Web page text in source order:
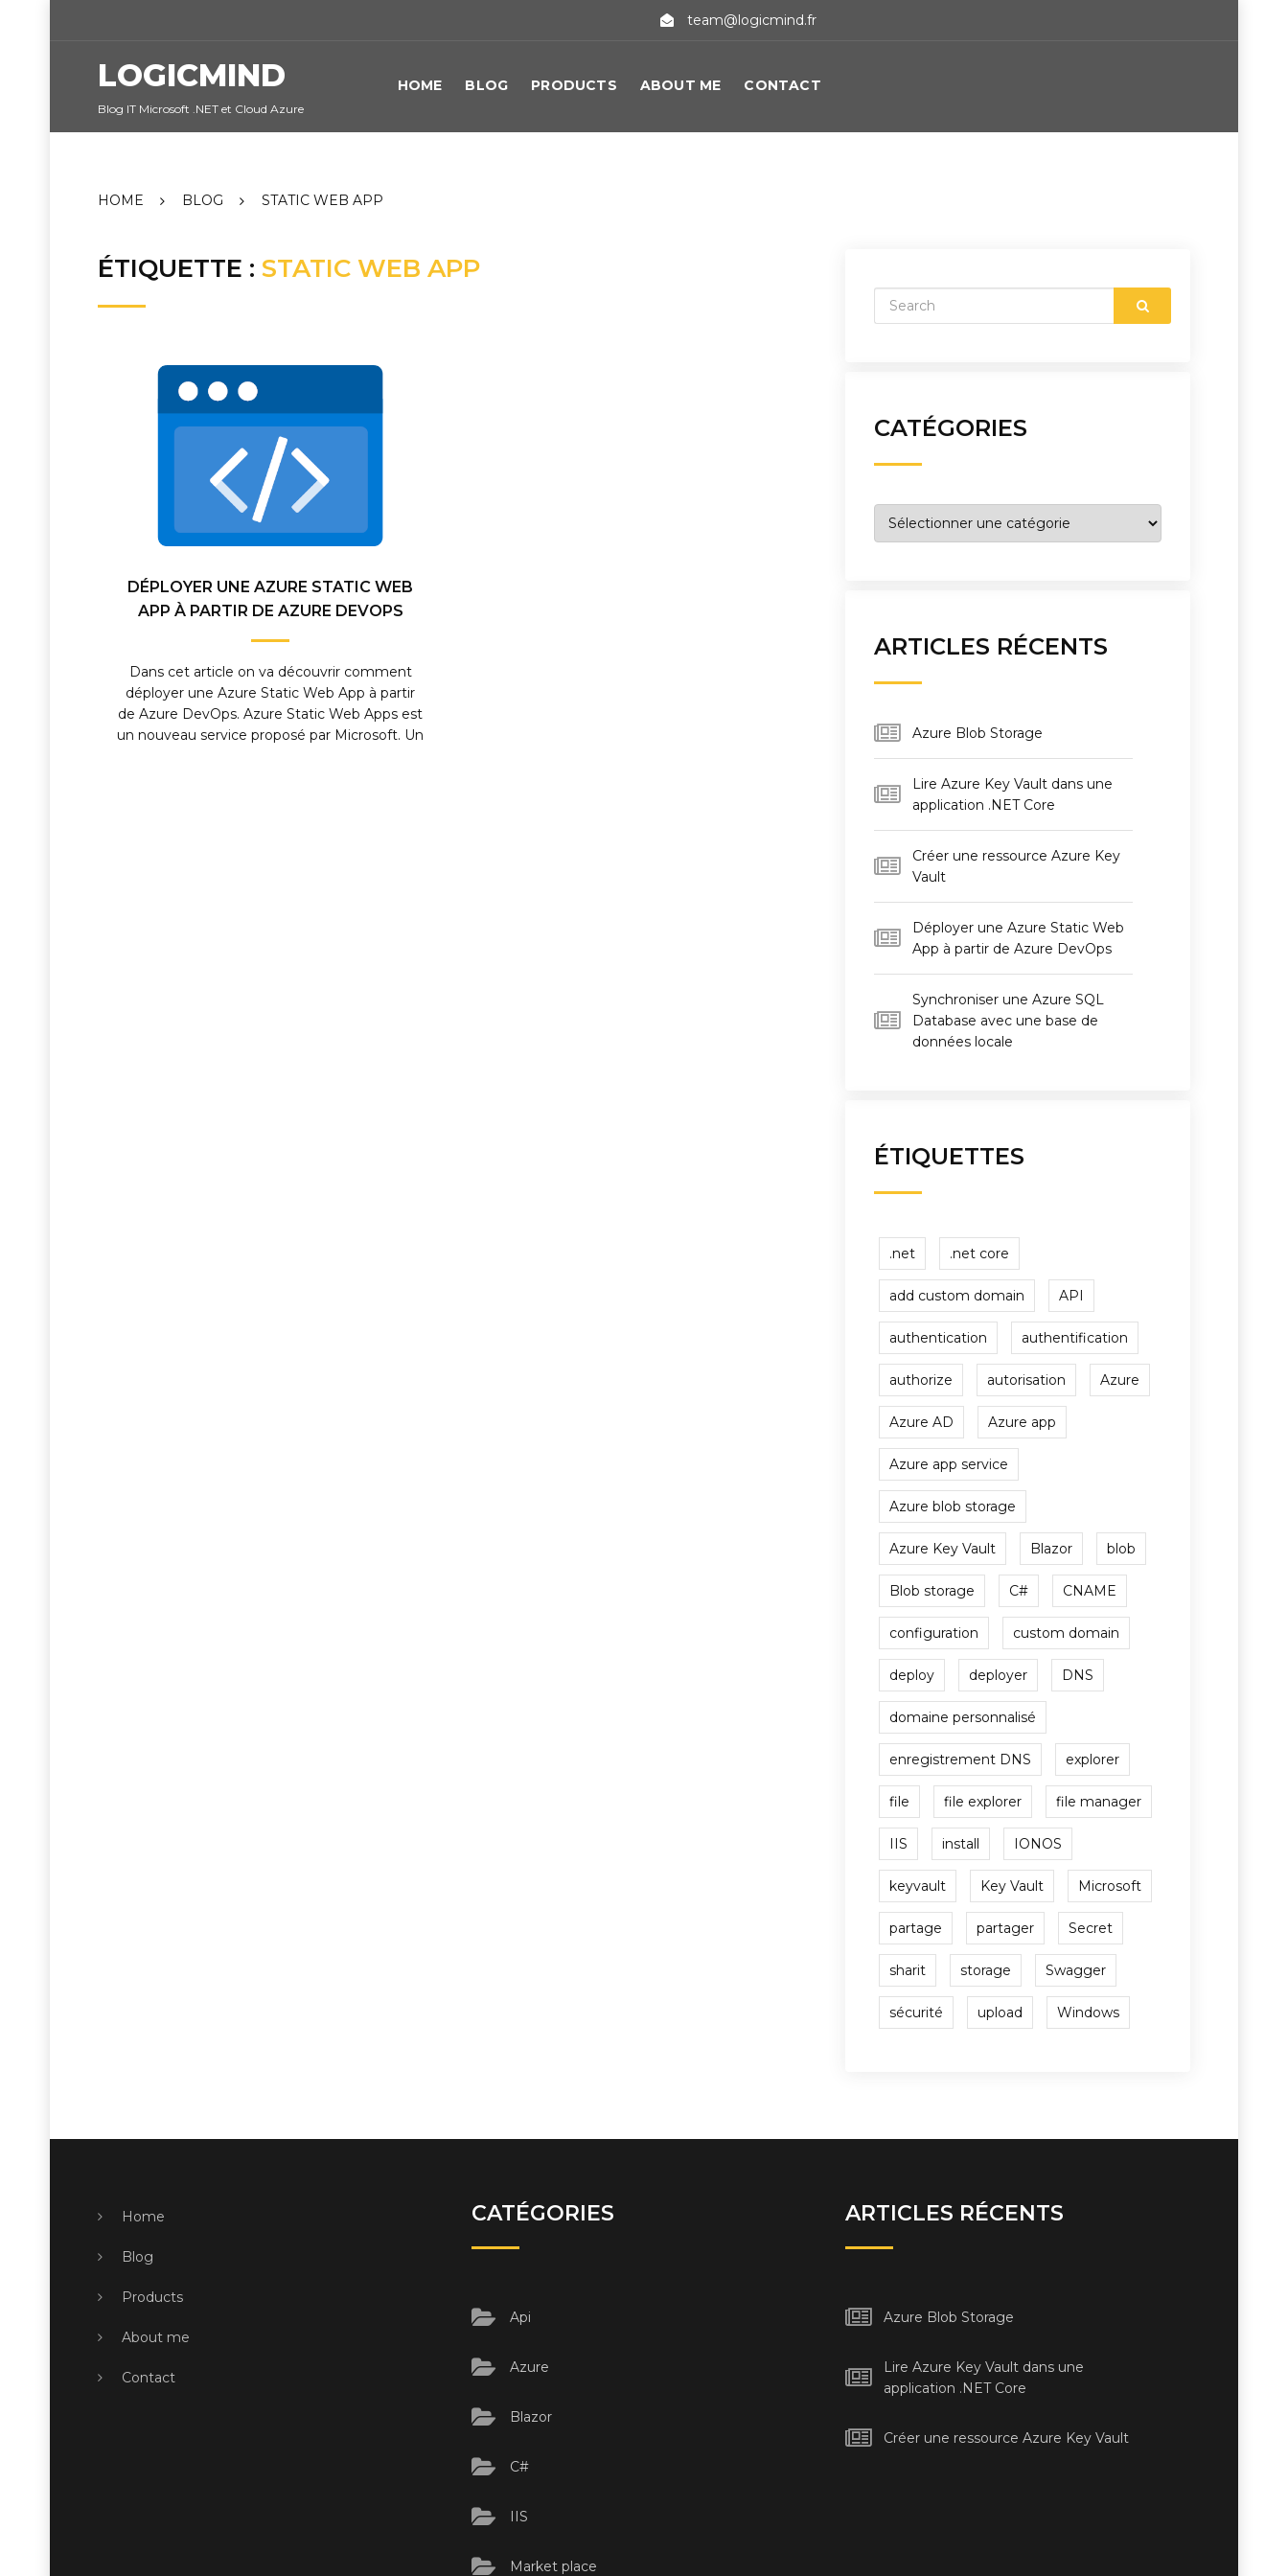
team@logicmind.fr
LOGICMIND
Blog IT Microsoft .NET et Cloud Azure
HOME BLOG PRODUCTS ABOUT ME CONTACT
HOME BLOG STATIC WEB APP
ÉTIQUETTE : STATIC WEB APP
DÉPLOYER UNE AZURE STATIC WEB
APP À PARTIR DE AZURE DEVOPS
Dans cet article on va découvrir comment
déployer une Azure Static Web App à partir
de Azure DevOps. Azure Static Web Apps est
un nouveau service proposé par Microsoft. Un
CATÉGORIES
Catégories
ARTICLES RÉCENTS
Azure Blob Storage
Lire Azure Key Vault dans une
application .NET Core
Créer une ressource Azure Key
Vault
Déployer une Azure Static Web
App à partir de Azure DevOps
Synchroniser une Azure SQL
Database avec une base de
données locale
ÉTIQUETTES
.net .net core
add custom domain API
authentication authentification
authorize autorisation Azure
Azure AD Azure app
Azure app service
Azure blob storage
Azure Key Vault Blazor blob
Blob storage C# CNAME
configuration custom domain
deploy deployer DNS
domaine personnalisé
enregistrement DNS explorer
file file explorer file manager
IIS install IONOS
keyvault Key Vault Microsoft
partage partager Secret
sharit storage Swagger
sécurité upload Windows
Home
Blog
Products
About me
Contact
CATÉGORIES
Api
Azure
Blazor
C#
IIS
Market place
ARTICLES RÉCENTS
Azure Blob Storage
Lire Azure Key Vault dans une
application .NET Core
Créer une ressource Azure Key Vault